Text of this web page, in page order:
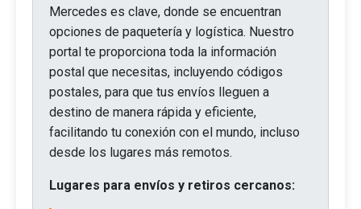
Mercedes es clave, donde se encuentran
opciones de paquetería y logística. Nuestro
portal te proporciona toda la información
postal que necesitas, incluyendo códigos
postales, para que tus envíos lleguen a
destino de manera rápida y eficiente,
facilitando tu conexión con el mundo, incluso
desde los lugares más remotos.
Lugares para envíos y retiros cercanos: